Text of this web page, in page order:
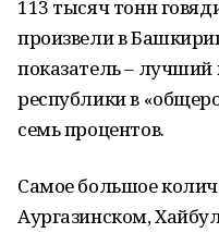
113 тысяч тонн
произвели в
показатель – лучший
республики в
семь процентов.
Самое большое
Аургазинском,